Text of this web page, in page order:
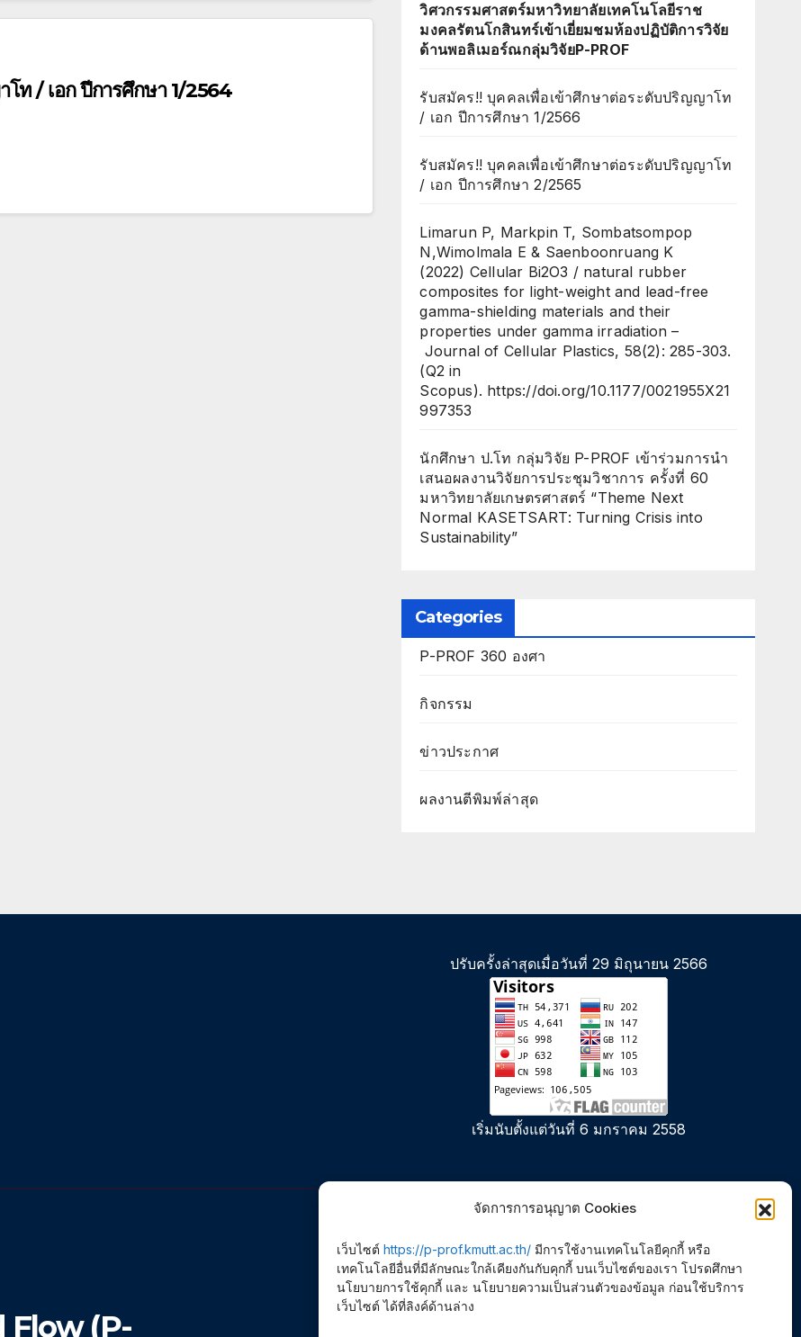
จัดการการอนุญาต Cookies
เว็บไซต์ https://p-prof.kmutt.ac.th/ มีการใช้งานเทคโนโลยีคุกกี้ หรือ
เทคโนโลยีอื่นที่มีลักษณะใกล้เคียงกันกับคุกกี้ บนเว็บไซต์ของเรา โปรดศึกษา
นโยบายการใช้คุกกี้ และ นโยบายความเป็นส่วนตัวของข้อมูล ก่อนใช้บริการ
เว็บไซต์ ได้ที่ลิงค์ด้านล่าง
ท / เอก ปีการศึกษา 1/2564
วิศวกรรมศาสตร์มหาวิทยาลัยเทคโนโลยีราช
มงคลรัตนโกสินทร์เข้าเยี่ยมชมห้องปฏิบัติการวิจัย
ด้านพอลิเมอร์ณกลุ่มวิจัยP-PROF
รับสมัคร!! บุคคลเพื่อเข้าศึกษาต่อระดับปริญญาโท
/ เอก ปีการศึกษา 1/2566
รับสมัคร!! บุคคลเพื่อเข้าศึกษาต่อระดับปริญญาโท
/ เอก ปีการศึกษา 2/2565
Limarun P, Markpin T, Sombatsompop
N,Wimolmala E & Saenboonruang K
(2022) Cellular Bi2O3 / natural rubber
composites for light-weight and lead-free
gamma-shielding materials and their
properties under gamma irradiation –
Journal of Cellular Plastics, 58(2): 285-303.
(Q2 in
Scopus). https://doi.org/10.1177/0021955X21
997353
นักศึกษา ป.โท กลุ่มวิจัย P-PROF เข้าร่วมการนำ
เสนอผลงานวิจัยการประชุมวิชาการ ครั้งที่ 60
มหาวิทยาลัยเกษตรศาสตร์ “Theme Next
Normal KASETSART: Turning Crisis into
Sustainability”
Categories
P-PROF 360 องศา
กิจกรรม
ข่าวประกาศ
ผลงานตีพิมพ์ล่าสุด
ปรับครั้งล่าสุดเมื่อวันที่ 29 มิถุนายน 2566
เริ่มนับตั้งแต่วันที่ 6 มกราคม 2558
Flow (P-